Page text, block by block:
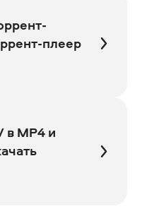
плеер
в MP4 и